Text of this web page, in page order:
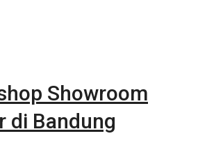
Showroom
di Bandung